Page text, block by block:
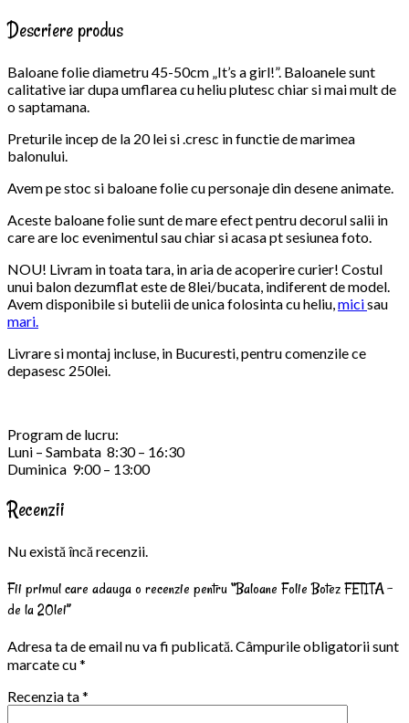
Descriere produs
Baloane folie diametru 45-50cm „It’s a girl!”. Baloanele sunt
calitative iar dupa umflarea cu heliu plutesc chiar si mai mult de
o saptamana.
Preturile incep de la 20 lei si .cresc in functie de marimea
balonului.
Avem pe stoc si baloane folie cu personaje din desene animate.
Aceste baloane folie sunt de mare efect pentru decorul salii in
care are loc evenimentul sau chiar si acasa pt sesiunea foto.
NOU! Livram in toata tara, in aria de acoperire curier! Costul
unui balon dezumflat este de 8lei/bucata, indiferent de model.
Avem disponibile si butelii de unica folosinta cu heliu,micisau
mari.
Livrare si montaj incluse, in Bucuresti, pentru comenzile ce
depasesc 250lei.
Program de lucru:
Luni – Sambata 8:30 – 16:30
Duminica 9:00 – 13:00
Recenzii
Nu există încă recenzii.
Fii primul care adauga o recenzie pentru “Baloane Folie Botez FETITA –
de la 20lei”
Adresa ta de email nu va fi publicată. Câmpurile obligatorii sunt
marcate cu*
Recenzia ta*